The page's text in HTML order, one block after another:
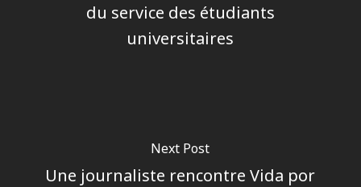
du service des étudiants
universitaires
Next Post
Une journaliste rencontre Vida por